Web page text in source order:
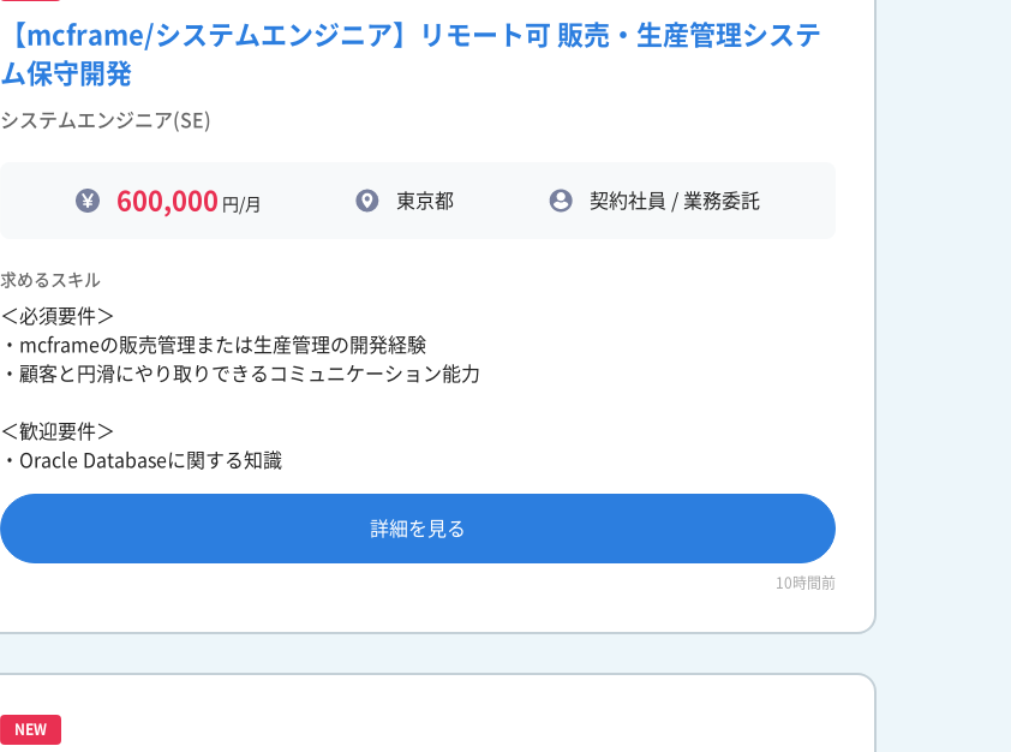
【mcframe/システムエンジニア】リモート可 販売・生産管理システ
ム保守開発
システムエンジニア(SE)
600,000 円/月 東京都 契約社員 / 業務委託
求めるスキル
＜必須要件＞
・mcframeの販売管理または生産管理の開発経験
・顧客と円滑にやり取りできるコミュニケーション能力
＜歓迎要件＞
・Oracle Databaseに関する知識
詳細を見る
10時間前
NEW